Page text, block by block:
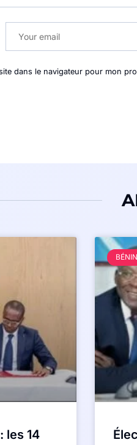
dans le navigateur pour mon
les 14
BÉNIN